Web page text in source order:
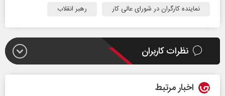
نماینده کارگران در شورای عالی کار
رهبر انقلاب
نظرات کاربران
اخبار مرتبط